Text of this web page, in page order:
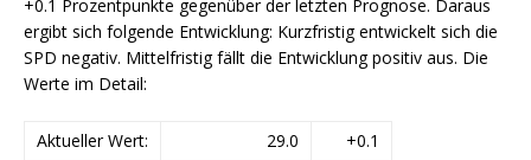
+0.1 Prozentpunkte gegenüber der letzten Prognose. Daraus
ergibt sich folgende Entwicklung: Kurzfristig entwickelt sich die
SPD negativ. Mittelfristig fällt die Entwicklung positiv aus. Die
Werte im Detail:
Aktueller Wert: 29.0
+0.1